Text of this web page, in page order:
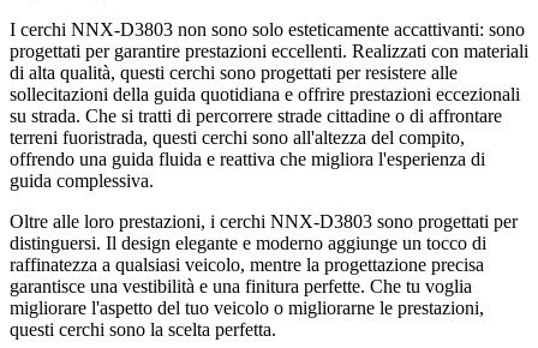
I cerchi NNX-D3803 non sono solo esteticamente accattivanti: sono
progettati per garantire prestazioni eccellenti. Realizzati con materiali
di alta qualità, questi cerchi sono progettati per resistere alle
sollecitazioni della guida quotidiana e offrire prestazioni eccezionali
su strada. Che si tratti di percorrere strade cittadine o di affrontare
terreni fuoristrada, questi cerchi sono all'altezza del compito,
offrendo una guida fluida e reattiva che migliora l'esperienza di
guida complessiva.
Oltre alle loro prestazioni, i cerchi NNX-D3803 sono progettati per
distinguersi. Il design elegante e moderno aggiunge un tocco di
raffinatezza a qualsiasi veicolo, mentre la progettazione precisa
garantisce una vestibilità e una finitura perfette. Che tu voglia
migliorare l'aspetto del tuo veicolo o migliorarne le prestazioni,
questi cerchi sono la scelta perfetta.